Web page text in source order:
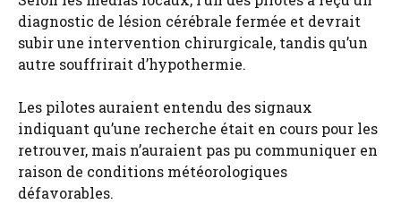
diagnostic de lésion cérébrale fermée et devrait
subir une intervention chirurgicale, tandis qu’un
autre souffrirait d’hypothermie.
Les pilotes auraient entendu des signaux
indiquant qu’une recherche était en cours pour les
retrouver, mais n’auraient pas pu communiquer en
raison de conditions météorologiques
défavorables.